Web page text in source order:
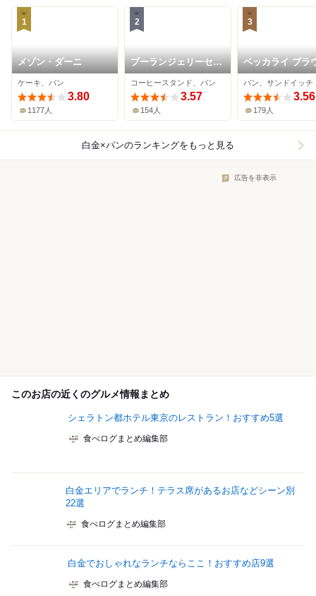
1
メゾン・ダーニ
ケーキ、パン
3.80
1177人
2
ブーランジェリーセイ
ジアサクラ 白金プラ
チナ通り店
コーヒースタンド、パン
3.57
154人
3
ベッカライ ブラ
ルグ
パン、サンドイッチ
3.56
179人
白金×パンのランキングをもっと見る
広告を非表示
このお店の近くのグルメ情報まとめ
シェラトン都ホテル東京のレストラン！おすすめ5選
食べログまとめ編集部
白金エリアでランチ！テラス席があるお店などシーン別
22選
食べログまとめ編集部
白金でおしゃれなランチならここ！おすすめ店9選
食べログまとめ編集部